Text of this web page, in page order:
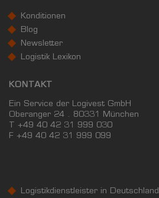
Konditionen
Blog
Newsletter
Logistik Lexikon
KONTAKT
Ein Service der Logivest GmbH
Oberanger 24 . 80331 München
T +49 40 42 31 999 030
F +49 40 42 31 999 099
Logistikdienstleister in Deutschland